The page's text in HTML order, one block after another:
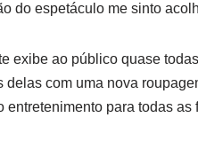
do espetáculo me sinto
exibe ao público quase
com uma nova
para todas as